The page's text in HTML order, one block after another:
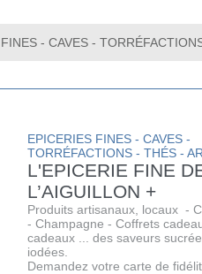
EPICERIES FINES - CAVES -
TORRÉFACTIONS - THÉS -
L'EPICERIE FINE
L’AIGUILLON +
Produits artisanaux, locaux -
- Champagne - Coffrets
cadeaux ... des saveurs
iodées.
Demandez votre carte de